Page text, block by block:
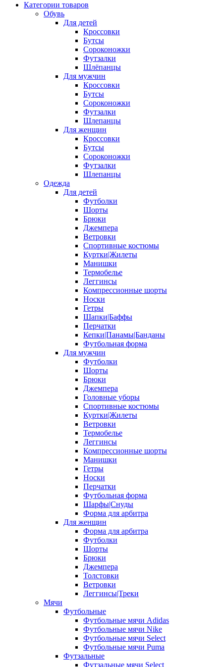
Категории товаров
Обувь
Для детей
Кроссовки
Бутсы
Сороконожки
Футзалки
Шлёпанцы
Для мужчин
Кроссовки
Бутсы
Сороконожки
Футзалки
Шлепанцы
Для женщин
Кроссовки
Бутсы
Сороконожки
Футзалки
Шлепанцы
Одежда
Для детей
Футболки
Шорты
Брюки
Джемпера
Ветровки
Спортивные костюмы
Куртки|Жилеты
Манишки
Термобелье
Леггинсы
Компрессионные шорты
Носки
Гетры
Шапки|Баффы
Перчатки
Кепки|Панамы|Банданы
Футбольная форма
Для мужчин
Футболки
Шорты
Брюки
Джемпера
Головные уборы
Спортивные костюмы
Куртки|Жилеты
Ветровки
Термобелье
Леггинсы
Компрессионные шорты
Манишки
Гетры
Носки
Перчатки
Футбольная форма
Шарфы|Снуды
Форма для арбитра
Для женщин
Форма для арбитра
Футболки
Шорты
Брюки
Джемпера
Толстовки
Ветровки
Леггинсы|Треки
Мячи
Футбольные
Футбольные мячи Adidas
Футбольные мячи Nike
Футбольные мячи Select
Футбольные мячи Puma
Футзальные
Футзальные мячи Select